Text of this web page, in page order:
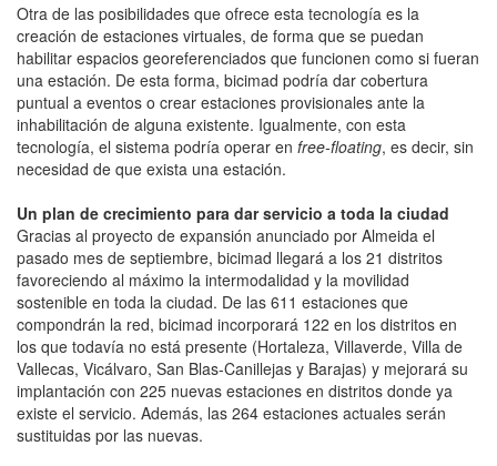
Otra de las posibilidades que ofrece esta tecnología es la
creación de estaciones virtuales, de forma que se puedan
habilitar espacios georeferenciados que funcionen como si fueran
una estación. De esta forma, bicimad podría dar cobertura
puntual a eventos o crear estaciones provisionales ante la
inhabilitación de alguna existente. Igualmente, con esta
tecnología, el sistema podría operar en free-floating, es decir, sin
necesidad de que exista una estación.
Un plan de crecimiento para dar servicio a toda la ciudad
Gracias al proyecto de expansión anunciado por Almeida el
pasado mes de septiembre, bicimad llegará a los 21 distritos
favoreciendo al máximo la intermodalidad y la movilidad
sostenible en toda la ciudad. De las 611 estaciones que
compondrán la red, bicimad incorporará 122 en los distritos en
los que todavía no está presente (Hortaleza, Villaverde, Villa de
Vallecas, Vicálvaro, San Blas-Canillejas y Barajas) y mejorará su
implantación con 225 nuevas estaciones en distritos donde ya
existe el servicio. Además, las 264 estaciones actuales serán
sustituidas por las nuevas.